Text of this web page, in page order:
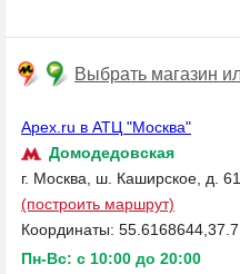
Выбрать магазин
Apex.ru в АТЦ "Москва"
Домодедовская
г. Москва, ш. Каширское, д.
(построить маршрут)
Координаты:
Пн-Вс: с 10:00 до 20:00